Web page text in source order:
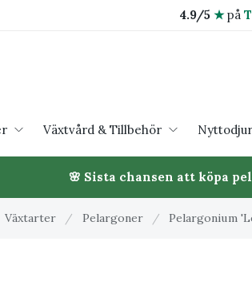
4.9/5 ★på
Växtvård & Tillbehör
🌸 Sista chansen att köpa
Växtarter / Pelargoner / Pelargonium